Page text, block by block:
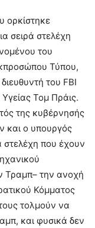
ορκίστηκε
σειρά στελέχη
του
Τύπου,
του FBI
Τομ Πράις.
της κυβέρνησής
και ο υπουργός
στελέχη που έχουν
Τραμπ– την ανοχή
Κόμματος
τολμούν να
και φυσικά δεν